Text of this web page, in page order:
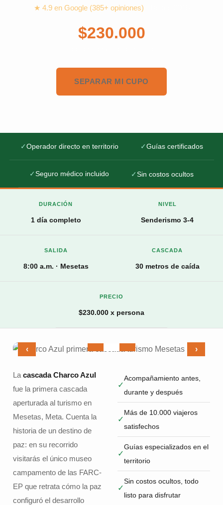
★ 4.9 en Google (385+ opiniones)
$230.000
SEPARAR MI CUPO
✓Operador directo en territorio ✓Guías certificados
✓Seguro médico incluido ✓Sin costos ocultos
DURACIÓN
1 día completo
NIVEL
Senderismo 3-4
SALIDA
8:00 a.m. · Mesetas
CASCADA
30 metros de caída
PRECIO
$230.000 x persona
‹ ›
La cascada Charco Azul
fue la primera cascada
aperturada al turismo en
Mesetas, Meta. Cuenta la
historia de un destino de
paz: en su recorrido
visitarás el único museo
campamento de las FARC-
EP que retrata cómo la paz
configuró el desarrollo
✓
Acompañamiento antes,
durante y después
✓
Más de 10.000 viajeros
satisfechos
✓
Guías especializados en el
territorio
✓
Sin costos ocultos, todo
listo para disfrutar